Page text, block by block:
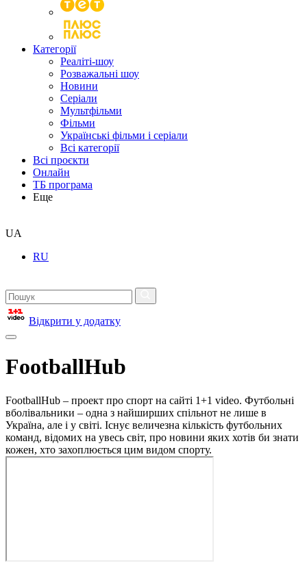
Категорії
Реаліті-шоу
Розважальні шоу
Новини
Серіали
Мультфільми
Фільми
Українські фільми і серіали
Всі категорії
Всі проєкти
Онлайн
ТБ програма
Еще
UA
RU
Відкрити у додатку
FootballHub
FootballHub – проект про спорт на сайті 1+1 video. Футбольні
вболівальники – одна з найширших спільнот не лише в
Україна, але і у світі. Існує величезна кількість футбольних
команд, відомих на увесь світ, про новини яких хотів би знати
кожен, хто захоплюється цим видом спорту.